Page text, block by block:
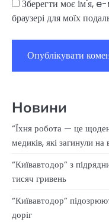
Зберегти моє ім'я,
браузері для моїх
Новини
“Їхня робота — це
медиків, які загинули на
“Київавтодор” з
тисяч гривень
“Київавтодор”
доріг